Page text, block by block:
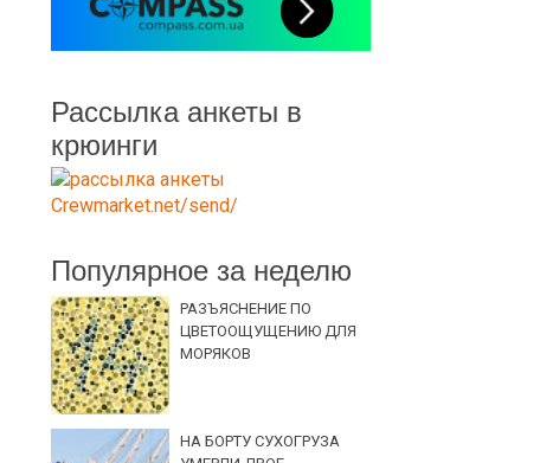
Рассылка анкеты в
крюинги
Популярное за неделю
РАЗЪЯСНЕНИЕ ПО
ЦВЕТООЩУЩЕНИЮ ДЛЯ
МОРЯКОВ
НА БОРТУ СУХОГРУЗА